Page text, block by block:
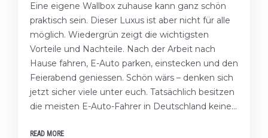
Eine eigene Wallbox zuhause kann ganz schön
praktisch sein. Dieser Luxus ist aber nicht für alle
möglich. Wiedergrün zeigt die wichtigsten
Vorteile und Nachteile. Nach der Arbeit nach
Hause fahren, E-Auto parken, einstecken und den
Feierabend geniessen. Schön wärs – denken sich
jetzt sicher viele unter euch. Tatsächlich besitzen
die meisten E-Auto-Fahrer in Deutschland keine…
READ MORE